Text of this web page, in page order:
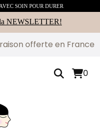
SOIN POUR DURER
NEWSLETTER!
offerte en France
0